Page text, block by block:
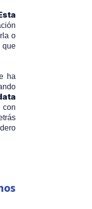
o
que
ha
con